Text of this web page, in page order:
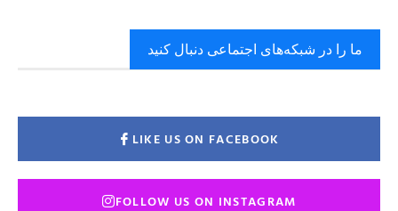
ما را در شبکه‌های اجتماعی دنبال کنید
LIKE US ON FACEBOOK
FOLLOW US ON INSTAGRAM